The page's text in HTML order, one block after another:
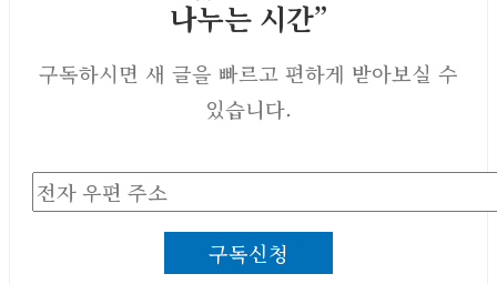
나누는 시간”
구독하시면 새 글을 빠르고 편하게 받아보실 수
있습니다.
전
구독신청